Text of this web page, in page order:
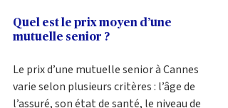
Quel est le prix moyen d’une
mutuelle senior ?
Le prix d’une mutuelle senior à Cannes
varie selon plusieurs critères : l’âge de
l’assuré, son état de santé, le niveau de